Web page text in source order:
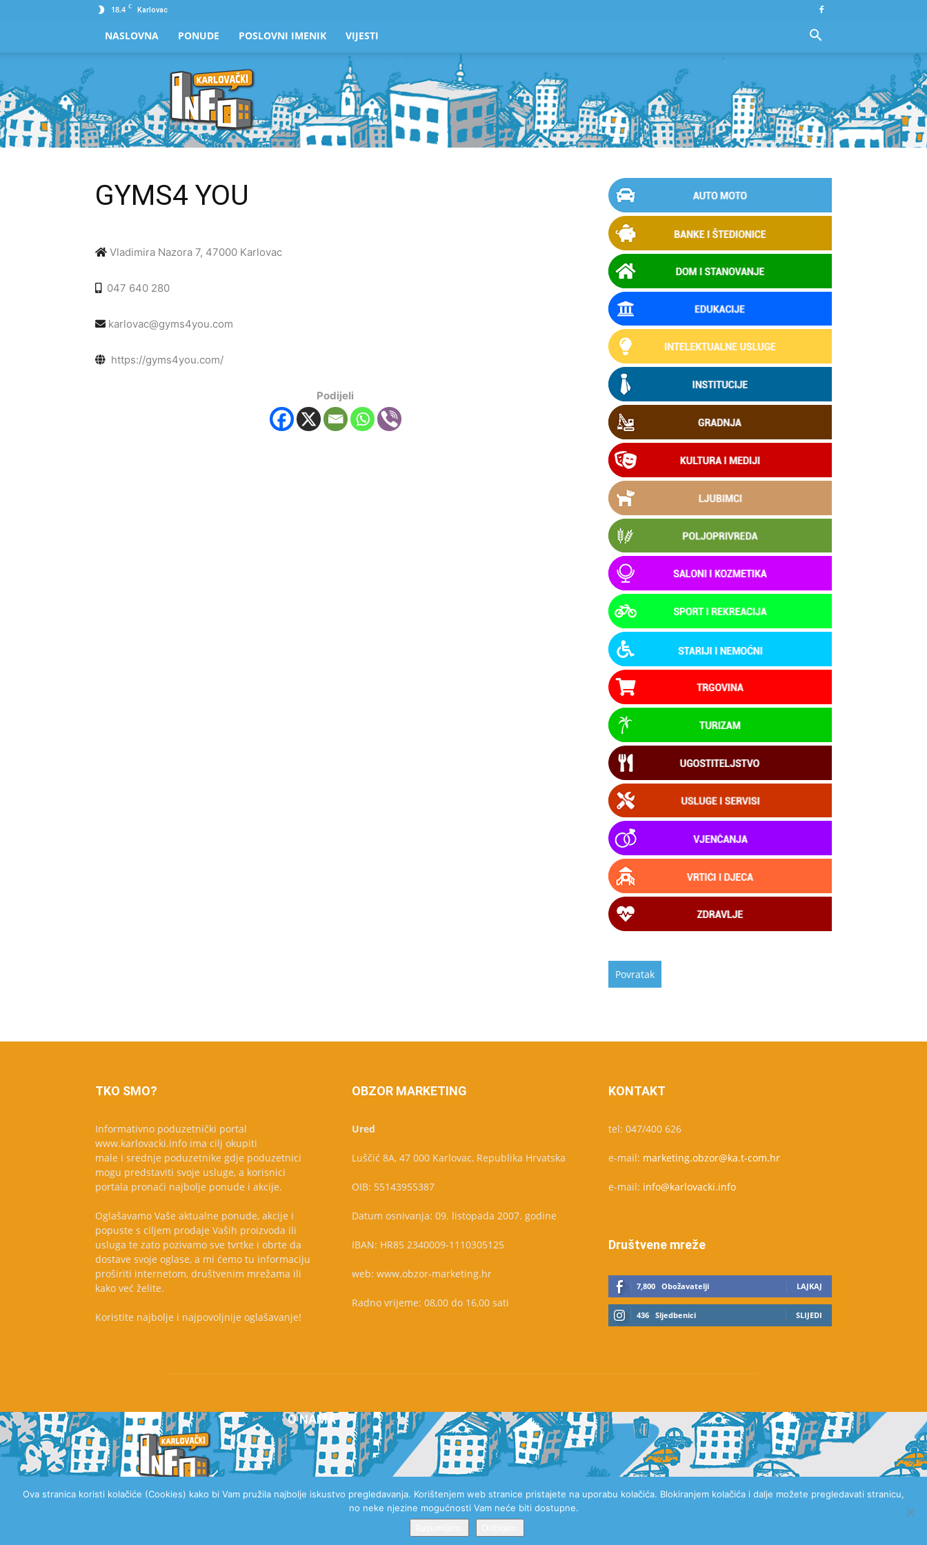
18.4 C Karlovac
NASLOVNA PONUDE POSLOVNI IMENIK VIJESTI
Karlovački
GYMS4 YOU
Vladimira Nazora 7, 47000 Karlovac
047 640 280
karlovac@gyms4you.com
https://gyms4you.com/
Podijeli
TKO SMO?
Informativno poduzetnički portal
www.karlovacki.info ima cilj okupiti
male i srednje poduzetnike gdje poduzetnici
mogu predstaviti svoje usluge, a korisnici
portala pronaći najbolje ponude i akcije.
Oglašavamo Vaše aktualne ponude, akcije i
popuste s ciljem prodaje Vaših proizvoda ili
usluga te zato pozivamo sve tvrtke i obrte da
dostave svoje oglase, a mi ćemo tu informaciju
proširiti internetom, društvenim mrežama ili
kako već želite.
Koristite najbolje i najpovoljnije oglašavanje!
OBZOR MARKETING
Ured
Luščić 8A, 47 000 Karlovac, Republika Hrvatska
OIB: 55143955387
Datum osnivanja: 09. listopada 2007. godine
IBAN: HR85 2340009-1110305125
web: www.obzor-marketing.hr
Radno vrijeme: 08,00 do 16,00 sati
KONTAKT
tel: 047/400 626
e-mail: marketing.obzor@ka.t-com.hr
e-mail: info@karlovacki.info
Društvene mreže
7,800 Obožavatelji LAJKAJ
436 Sljedbenici SLIJEDI
O NAMA
Ova stranica koristi kolačiće (Cookies) kako bi Vam pružila najbolje iskustvo pregledavanja. Korištenjem web stranice pristajete na uporabu kolačića. Blokiranjem kolačića i dalje možete pregledavati stranicu,
no neke njezine mogućnosti Vam neće biti dostupne.